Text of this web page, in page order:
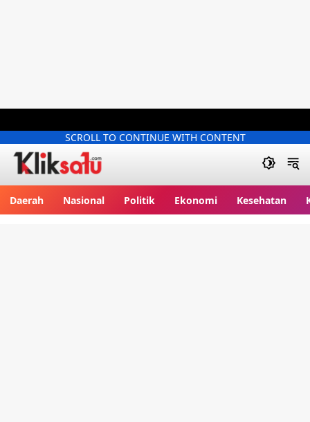
SCROLL TO CONTINUE WITH CONTENT
Daerah Nasional Politik Ekonomi Kesehatan